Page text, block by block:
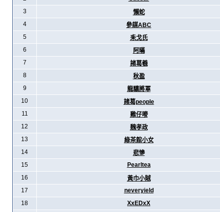
3
懶蛇
4
參謀ABC
5
耒戈氏
6
阿暪
7
諸葛羲
8
秋盈
9
龍驤將軍
10
諸葛people
11
雞仔嘜
12
魏孝政
13
綠茶館小女
14
悲慘
15
Pearltea
16
黃巾小賊
17
neveryield
18
XxEDxX